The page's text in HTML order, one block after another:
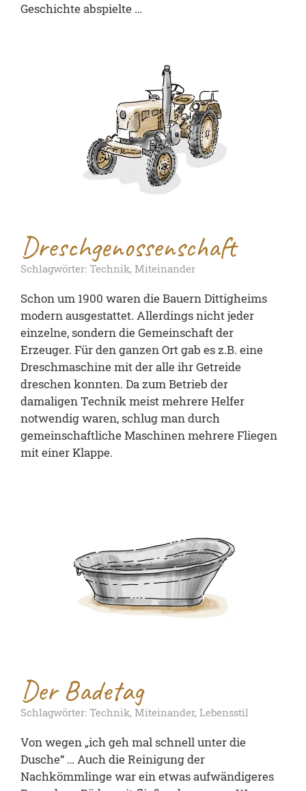
Geschichte abspielte …
Dreschgenossenschaft
Schlagwörter: Technik, Miteinander
Schon um 1900 waren die Bauern Dittigheims
modern ausgestattet. Allerdings nicht jeder
einzelne, sondern die Gemeinschaft der
Erzeuger. Für den ganzen Ort gab es z.B. eine
Dreschmaschine mit der alle ihr Getreide
dreschen konnten. Da zum Betrieb der
damaligen Technik meist mehrere Helfer
notwendig waren, schlug man durch
gemeinschaftliche Maschinen mehrere Fliegen
mit einer Klappe.
Der Badetag
Schlagwörter: Technik, Miteinander, Lebensstil
Von wegen „ich geh mal schnell unter die
Dusche“ … Auch die Reinigung der
Nachkömmlinge war ein etwas aufwändigeres